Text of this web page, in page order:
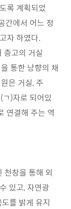
록 계획되었
간에서 어느 정
자 하였다.
층고의 거실
통한 낭향의 채
은 거실, 주
)자로 되어있
연결해 주는 역
천창을 통해 외
있고, 자연광
를 밝게 유지